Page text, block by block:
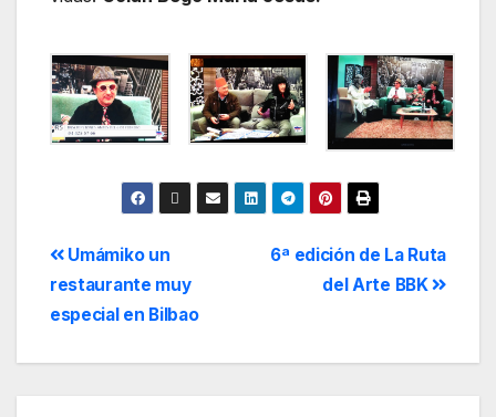
6ª edición de La Ruta
del Arte BBK
Umámiko un
restaurante muy
especial en Bilbao